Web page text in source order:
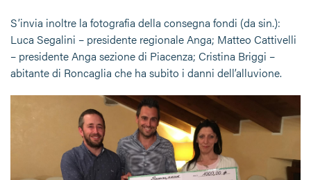
S’invia inoltre la fotografia della consegna fondi (da sin.):
Luca Segalini – presidente regionale Anga; Matteo Cattivelli
– presidente Anga sezione di Piacenza; Cristina Briggi –
abitante di Roncaglia che ha subito i danni dell’alluvione.